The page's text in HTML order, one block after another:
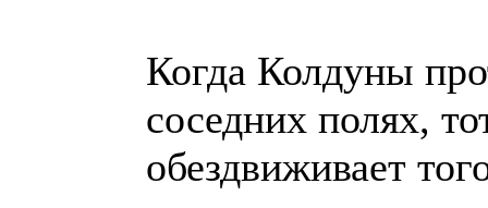
Когда Колдуны
соседних полях,
обездвиживает